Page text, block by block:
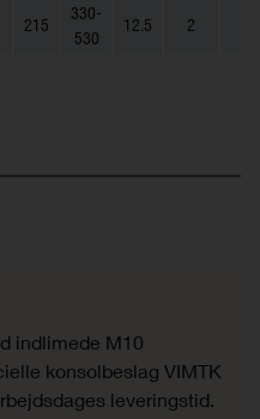
215
330-
530
12.5 2
indlimede M10
konsolbeslag VIMTK
leveringstid.